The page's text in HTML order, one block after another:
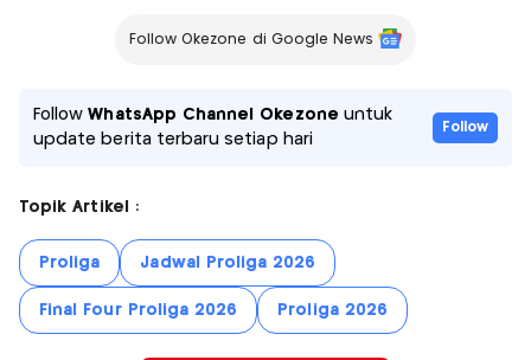
Follow Okezone di Google News
FollowWhatsApp Channel Okezone untuk
update berita terbaru setiap hari
Follow
Topik Artikel :
Proliga Jadwal Proliga 2026
Final Four Proliga 2026 Proliga 2026